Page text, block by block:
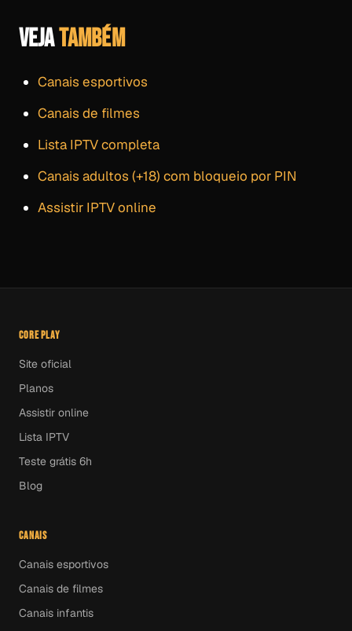
VEJATAMBÉM
Canais esportivos
Canais de filmes
Lista IPTV completa
Canais adultos (+18) com bloqueio por PIN
Assistir IPTV online
CORE PLAY
Site oficial
Planos
Assistir online
Lista IPTV
Teste grátis 6h
Blog
CANAIS
Canais esportivos
Canais de filmes
Canais infantis